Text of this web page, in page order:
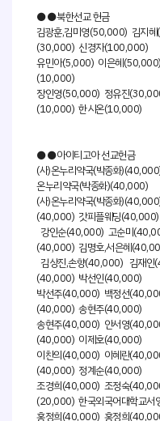
●●북한선교 헌금
김광훈,김미영(50,000) 김지
(30,000) 신경자(100,000)
유민아(5,000) 이은혜
(10,000)
장인영(50,000) 정유진
(10,000) 한시온(10,000)
●●아이티고아 선교헌금
(사)온누리약국(박종화
온누리약국(박종화)(40,000)
(사)온누리약국(박종화
(40,000) 갓피플웨딩
강인순(40,000) 고순미
(40,000) 김명호,서은혜
김상진,손향(40,000) 김재
(40,000) 박선인(40,000)
박선주(40,000) 백정선
(40,000) 송현주(40,000)
송현주(40,000) 안서영
(40,000) 이제호(40,000)
이찬의(40,000) 이혜란
(40,000) 정계순(40,000)
조경희(40,000) 조정숙
(20,000) 한국외국어대학교서
홍정희(40,000) 홍정희